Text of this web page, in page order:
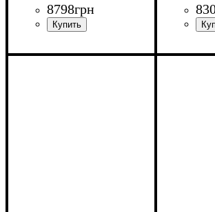
8798грн
Ширина: 120 см
Ширина: